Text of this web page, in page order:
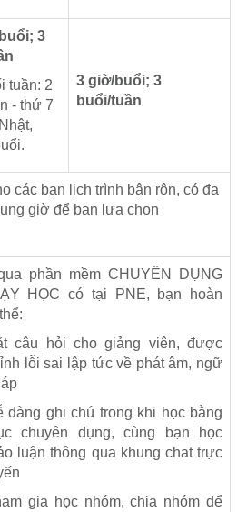
3
tuần: 2
- thứ 7
3 giờ/buổi; 3
buổi/tuần
các bạn lịch trình bận rộn, có đa
giờ để bạn lựa chọn
phần mềm CHUYÊN DỤNG
HỌC có tại PNE, bạn hoàn
câu hỏi cho giảng viên, được
lỗi sai lập tức về phát âm, ngữ
dàng ghi chú trong khi học bằng
chuyên dụng, cùng bạn học
luận thông qua khung chat trực
gia học nhóm, chia nhóm để